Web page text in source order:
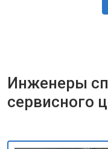
Инженеры
сервисного